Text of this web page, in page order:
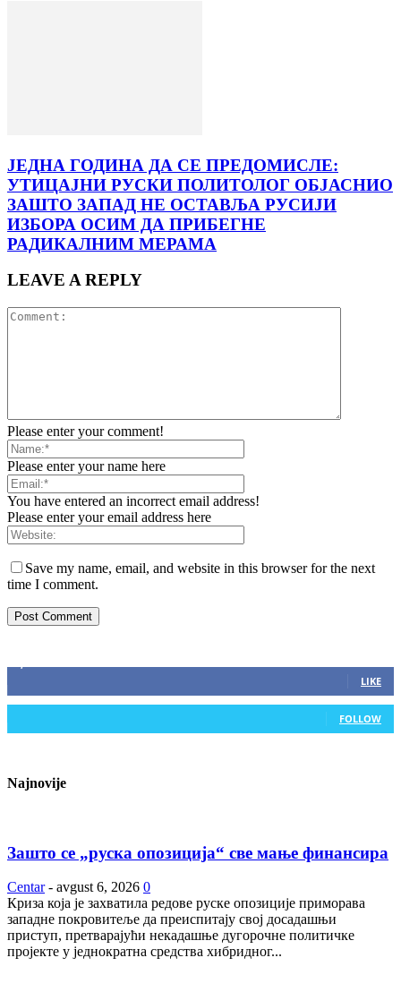
ЈЕДНА ГОДИНА ДА СЕ ПРЕДОМИСЛЕ:
УТИЦАЈНИ РУСКИ ПОЛИТОЛОГ ОБЈАСНИО
ЗАШТО ЗАПАД НЕ ОСТАВЉА РУСИЈИ
ИЗБОРА ОСИМ ДА ПРИБЕГНЕ
РАДИКАЛНИМ МЕРАМА
LEAVE A REPLY
Please enter your comment!
Please enter your name here
You have entered an incorrect email address!
Please enter your email address here
Save my name, email, and website in this browser for the next
time I comment.
LIKE
0 Followers
FOLLOW
Najnovije
Зашто се „руска опозиција“ све мање финансира
Centar - avgust 6, 2026 0
Криза која је захватила редове руске опозиције приморава
западне покровитеље да преиспитају свој досадашњи
приступ, претварајући некадашње дугорочне политичке
пројекте у једнократна средства хибридног...